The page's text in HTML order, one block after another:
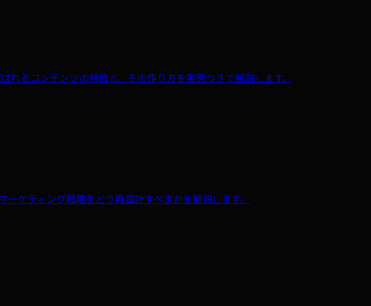
るコンテンツの特徴と、その作り方を実例つきで解説します。
ケティング戦略をどう再設計すべきかを解説します。